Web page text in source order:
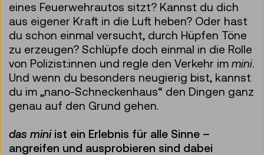
eines Feuerwehrautos sitzt? Kannst du dich
aus eigener Kraft in die Luft heben? Oder hast
du schon einmal versucht, durch Hüpfen Töne
zu erzeugen? Schlüpfe doch einmal in die Rolle
von Polizist:innen und regle den Verkehr im mini.
Und wenn du besonders neugierig bist, kannst
du im „nano-Schneckenhaus“ den Dingen ganz
genau auf den Grund gehen.
das miniist ein Erlebnis für alle Sinne –
angreifen und ausprobieren sind dabei